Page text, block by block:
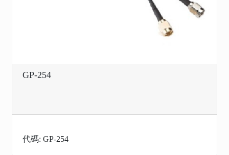
GP-254
代碼: GP-254